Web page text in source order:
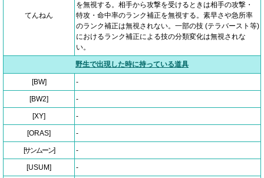
てんねん
を無視する。相手から攻撃を受けるときは相手の攻撃・
特攻・命中率のランク補正を無視する。素早さや急所率
のランク補正は無視されない。一部の技 (テラバースト等)
におけるランク補正による技の分類変化は無視されな
い。
野生で出現した時に持っている道具
[BW] -
[BW2] -
[XY] -
[ORAS] -
[サンムーン] -
[USUM] -